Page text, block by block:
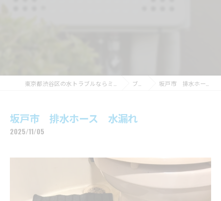
ブログ 坂戸市 排水ホース 水漏れ
坂戸市 排水ホース 水漏れ
2025/11/05